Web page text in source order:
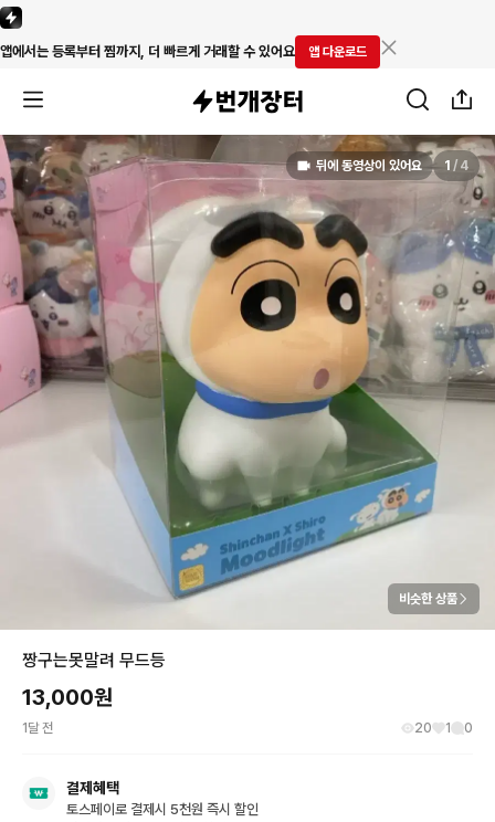
앱에서는 등록부터 찜까지, 더 빠르게 거래할 수 있어요 앱 다운로드
뒤에 동영상이 있어요 1 / 4
비슷한 상품
짱구는못말려 무드등
13,000원
1달 전 20 1 0
결제혜택
토스페이로 결제시 5천원 즉시 할인